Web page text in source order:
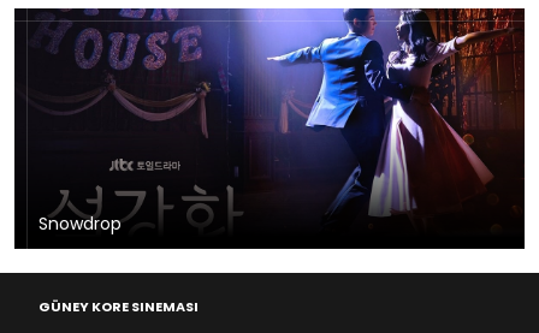
Snowdrop
GÜNEY KORE SINEMASI